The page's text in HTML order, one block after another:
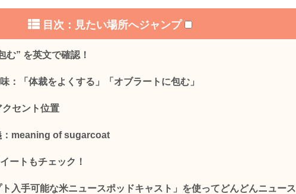
目次：見たい場所へジャンプ
む” を英文で確認！
：「体裁をよくする」「オブラートに包む」
セント位置
：meaning of sugarcoat
ートもチェック！
ト入手可能な米ニュースポッドキャスト」を使ってどんどんニュース